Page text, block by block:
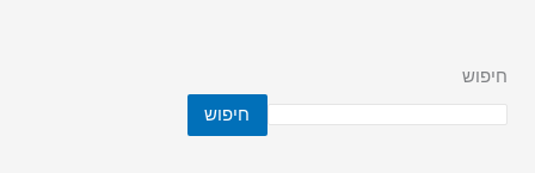
חיפוש
חיפוש